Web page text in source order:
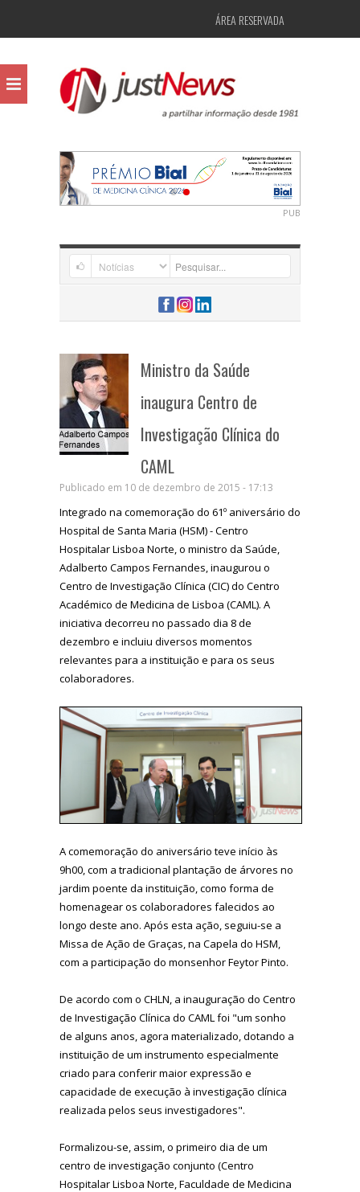
ÁREA RESERVADA
PUB
Ministro da Saúde
inaugura Centro de
Investigação Clínica do
CAML
Publicado em 10 de dezembro de 2015 - 17:13
Integrado na comemoração do 61º aniversário do
Hospital de Santa Maria (HSM) - Centro
Hospitalar Lisboa Norte, o ministro da Saúde,
Adalberto Campos Fernandes, inaugurou o
Centro de Investigação Clínica (CIC) do Centro
Académico de Medicina de Lisboa (CAML). A
iniciativa decorreu no passado dia 8 de
dezembro e incluiu diversos momentos
relevantes para a instituição e para os seus
colaboradores.
A comemoração do aniversário teve início às
9h00, com a tradicional plantação de árvores no
jardim poente da instituição, como forma de
homenagear os colaboradores falecidos ao
longo deste ano. Após esta ação, seguiu-se a
Missa de Ação de Graças, na Capela do HSM,
com a participação do monsenhor Feytor Pinto.
De acordo com o CHLN, a inauguração do Centro
de Investigação Clínica do CAML foi "um sonho
de alguns anos, agora materializado, dotando a
instituição de um instrumento especialmente
criado para conferir maior expressão e
capacidade de execução à investigação clínica
realizada pelos seus investigadores".
Formalizou-se, assim, o primeiro dia de um
centro de investigação conjunto (Centro
Hospitalar Lisboa Norte, Faculdade de Medicina